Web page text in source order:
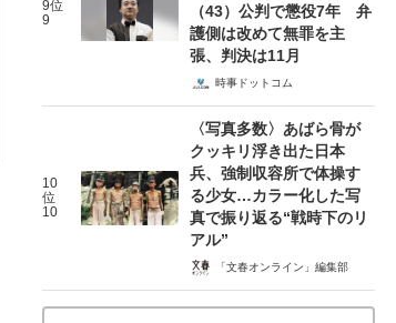
9位
9
（43）公判で懲役7年 弁
護側は改めて無罪を主
張、判決は11月
時事ドットコム
10
位
10
〈写真多数〉あばら骨が
クッキリ浮き出た日本
兵、強制収容所で体操す
る少女…カラー化した写
真で振り返る“戦時下のリ
アル”
「文春オンライン」編集部